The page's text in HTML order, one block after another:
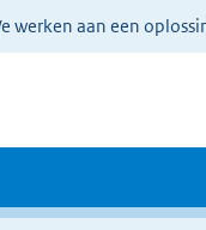
aan een